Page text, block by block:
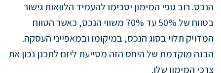
הנכס. רוב גופי המימון יסכימו להעמיד הלוואות גישור
בטווח של 50% עד 70% משווי הנכס, כאשר הטווח
המדויק תלוי בסוג הנכס, במיקומו ובמאפייני העסקה.
הבנה מוקדמת של היחס הזה מסייעת ליזם לתכנן נכון את
צרכי המימון שלו.